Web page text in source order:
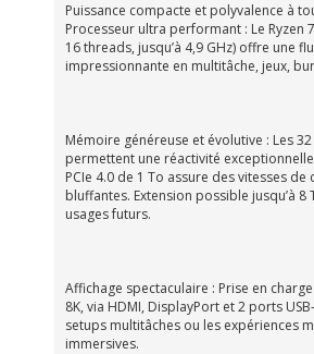
Puissance compacte et polyvalence à
Processeur ultra performant : Le Ryzen
16 threads, jusqu’à 4,9 GHz) offre une
impressionnante en multitâche, jeux,
Mémoire généreuse et évolutive : Les 32
permettent une réactivité
PCIe 4.0 de 1 To assure des vitesses de
bluffantes. Extension possible jusqu’à
usages futurs.
Affichage spectaculaire : Prise en charge
8K, via HDMI, DisplayPort et 2 ports
setups multitâches ou les expériences
immersives.